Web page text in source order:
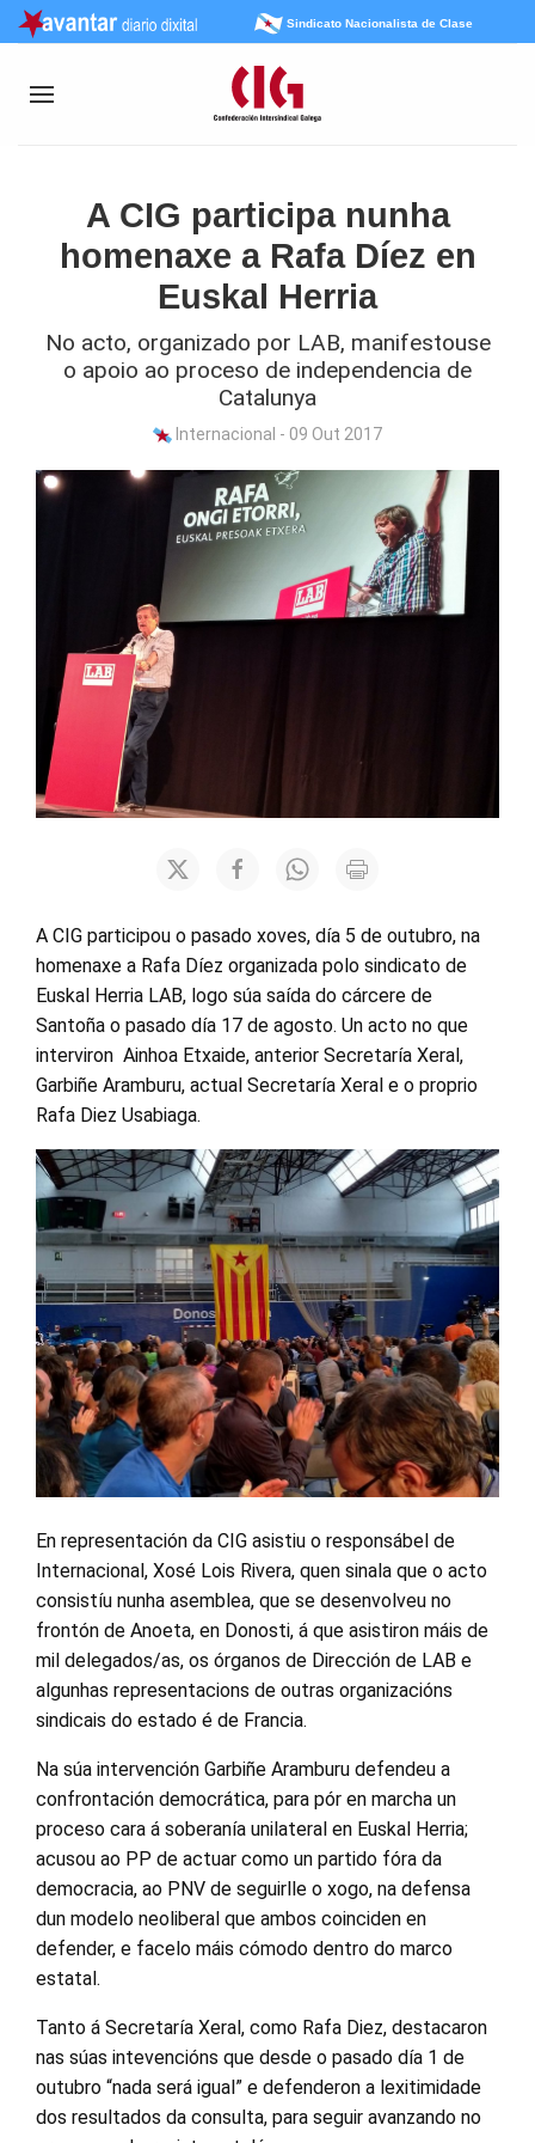
Sindicato Nacionalista de Clase
A CIG participa nunha
homenaxe a Rafa Díez en
Euskal Herria
No acto, organizado por LAB, manifestouse
o apoio ao proceso de independencia de
Catalunya
Internacional - 09 Out 2017
A CIG participou o pasado xoves, día 5 de outubro, na
homenaxe a Rafa Díez organizada polo sindicato de
Euskal Herria LAB, logo súa saída do cárcere de
Santoña o pasado día 17 de agosto. Un acto no que
interviron Ainhoa Etxaide, anterior Secretaría Xeral,
Garbiñe Aramburu, actual Secretaría Xeral e o proprio
Rafa Diez Usabiaga.
En representación da CIG asistiu o responsábel de
Internacional, Xosé Lois Rivera, quen sinala que o acto
consistíu nunha asemblea, que se desenvolveu no
frontón de Anoeta, en Donosti, á que asistiron máis de
mil delegados/as, os órganos de Dirección de LAB e
algunhas representacions de outras organizacións
sindicais do estado é de Francia.
Na súa intervención Garbiñe Aramburu defendeu a
confrontación democrática, para pór en marcha un
proceso cara á soberanía unilateral en Euskal Herria;
acusou ao PP de actuar como un partido fóra da
democracia, ao PNV de seguirlle o xogo, na defensa
dun modelo neoliberal que ambos coinciden en
defender, e facelo máis cómodo dentro do marco
estatal.
Tanto á Secretaría Xeral, como Rafa Diez, destacaron
nas súas intevencións que desde o pasado día 1 de
outubro “nada será igual” e defenderon a lexitimidade
dos resultados da consulta, para seguir avanzando no